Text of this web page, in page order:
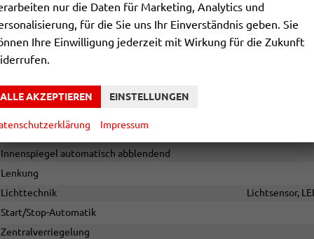
Telefon
Volldigitales Kombiinstrument (Virtual Cockpit)
SICHERHEIT & ASSISTENZ
Assistenzsysteme
Regensensor, Tempomat, Tempomat mit Lenkradkontrolle,
adaptiv (ACC), Verkehrzeichenerkennung, Müdigkeitserkennungs-
Park Distance
Innenspiegel automatisch abblendend
Lenkung
Lichttechnik
Lichtsensor,
Start/Stop-Automatik
Zentralverriegelung
nur die Daten für Marketing, Analytics und
für die Sie uns Ihr Einverständnis geben. Sie
Ihre Einwilligung jederzeit mit Wirkung für die Zukunft
ALLE AKZEPTIEREN EINSTELLUNGEN
Impressum